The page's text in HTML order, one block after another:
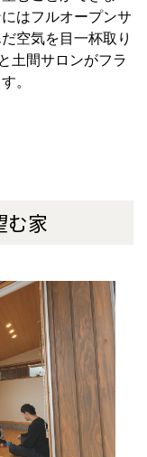
はフルオープンサ
空気を目一杯取り
土間サロンがフラ
。
む家